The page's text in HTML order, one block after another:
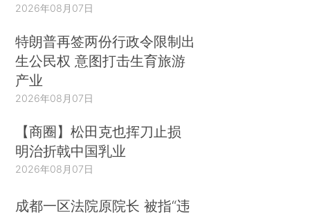
2026年08月07日
特朗普再签两份行政令限制出
生公民权 意图打击生育旅游
产业
2026年08月07日
【商圈】松田克也挥刀止损
明治折戟中国乳业
2026年08月07日
成都一区法院原院长 被指“违